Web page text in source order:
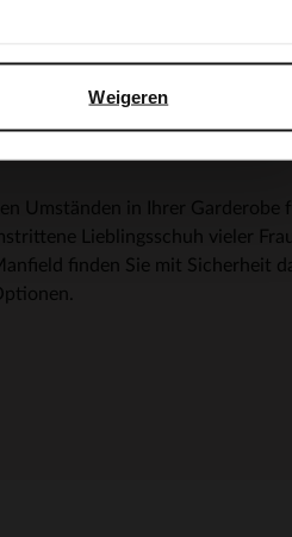
Weigeren
Umständen in Ihrer Garderobe
Lieblingsschuh vieler
finden Sie mit Sicherheit